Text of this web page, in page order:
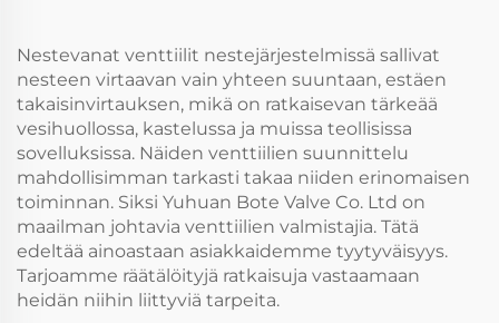
Nestevanat venttiilit nestejärjestelmissä sallivat
nesteen virtaavan vain yhteen suuntaan, estäen
takaisinvirtauksen, mikä on ratkaisevan tärkeää
vesihuollossa, kastelussa ja muissa teollisissa
sovelluksissa. Näiden venttiilien suunnittelu
mahdollisimman tarkasti takaa niiden erinomaisen
toiminnan. Siksi Yuhuan Bote Valve Co. Ltd on
maailman johtavia venttiilien valmistajia. Tätä
edeltää ainoastaan asiakkaidemme tyytyväisyys.
Tarjoamme räätälöityjä ratkaisuja vastaamaan
heidän niihin liittyviä tarpeita.